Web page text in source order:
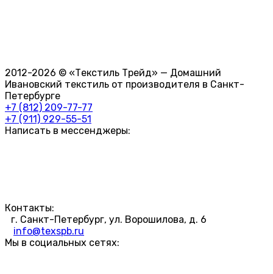
2012-2026 © «Текстиль Трейд» — Домашний
Ивановский текстиль от производителя в Санкт-
Петербурге
+7 (812) 209-77-77
+7 (911) 929-55-51
Написать в мессенджеры:
Контакты:
г. Санкт-Петербург, ул. Ворошилова, д. 6
info@texspb.ru
Мы в социальных сетях: